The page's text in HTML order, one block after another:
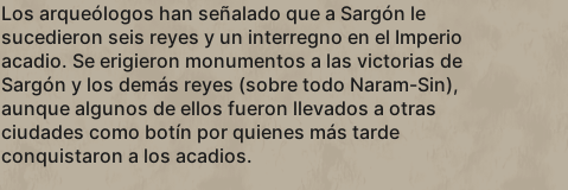
Los arqueólogos han señalado que a Sargón le
sucedieron seis reyes y un interregno en el Imperio
acadio. Se erigieron monumentos a las victorias de
Sargón y los demás reyes (sobre todo Naram-Sin),
aunque algunos de ellos fueron llevados a otras
ciudades como botín por quienes más tarde
conquistaron a los acadios.